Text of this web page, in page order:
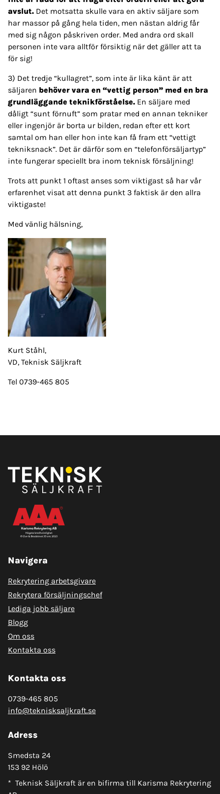
avslut. Det motsatta skulle vara en aktiv säljare som
har massor på gång hela tiden, men nästan aldrig får
med sig någon påskriven order. Med andra ord skall
personen inte vara alltför försiktig när det gäller att ta
för sig!
3) Det tredje “kullagret”, som inte är lika känt är att
säljaren behöver vara en “vettig person” med en bra
grundläggande teknikförståelse. En säljare med
dåligt “sunt förnuft” som pratar med en annan tekniker
eller ingenjör är borta ur bilden, redan efter ett kort
samtal om han eller hon inte kan få fram ett “vettigt
tekniksnack”. Det är därför som en “telefonförsäljartyp”
inte fungerar speciellt bra inom teknisk försäljning!
Trots att punkt 1 oftast anses som viktigast så har vår
erfarenhet visat att denna punkt 3 faktisk är den allra
viktigaste!
Med vänlig hälsning,
Kurt Ståhl,
VD, Teknisk Säljkraft
Tel 0739-465 805
Navigera
Rekrytering arbetsgivare
Rekrytera försäljningschef
Lediga jobb säljare
Blogg
Om oss
Kontakta oss
Kontakta oss
0739-465 805
info@teknisksaljkraft.se
Adress
Smedsta 24
153 92 Hölö
* Teknisk Säljkraft är en bifirma till Karisma Rekrytering